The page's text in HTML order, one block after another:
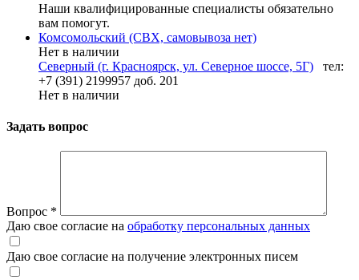
Наши квалифицированные специалисты обязательно
вам помогут.
Комсомольский (СВХ, самовывоза нет)
Нет в наличии
Северный (г. Красноярск, ул. Северное шоссе, 5Г)
тел:
+7 (391) 2199957 доб. 201
Нет в наличии
Задать вопрос
Вопрос *
Даю свое согласие на обработку персональных данных
Даю свое согласие на получение электронных писем